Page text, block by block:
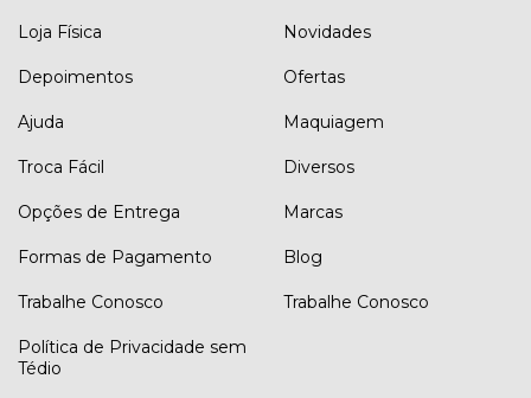
Loja Física
Depoimentos
Ajuda
Troca Fácil
Opções de Entrega
Formas de Pagamento
Trabalhe Conosco
Política de Privacidade sem
Tédio
Novidades
Ofertas
Maquiagem
Diversos
Marcas
Blog
Trabalhe Conosco